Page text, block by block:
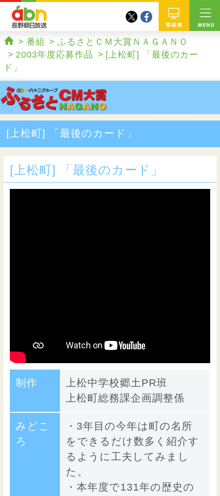
twitterfacebook
ホーム
番組
ふるさとＣＭ大賞ＮＡＧＡＮＯ
2003年度応募作品
[上松町] 「最後のカー
ド」
[上松町] 「最後のカード」
[上松町] 「最後のカード」
制作
上松中学校郷土PR班
上松町総務課企画調整係
みどこ
ろ
・3年目の今年は町の名所
をできるだけ数多く紹介す
るように工夫してみまし
た。
・本年度で131年の歴史の